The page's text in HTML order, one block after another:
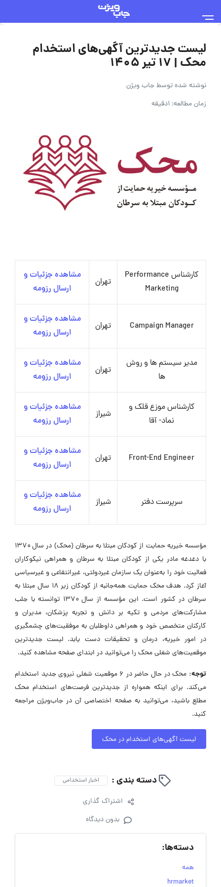
لیست جدیدترین آگهی‌های استخدام
محک | ۱۷ تیر ۱۴۰۵
نوشته شده توسطجاب ویژن
زمان مطالعه: 1دقیقه
کارشناس Performance
Marketing
تهران
مشاهده جزئیات و
ارسال رزومه
Campaign Manager تهران
مشاهده جزئیات و
ارسال رزومه
مدیر سیستم ها و روش
ها
تهران
مشاهده جزئیات و
ارسال رزومه
کارشناس موزع قلک و
نماد- آقا
شیراز
مشاهده جزئیات و
ارسال رزومه
Front-End Engineer تهران
مشاهده جزئیات و
ارسال رزومه
سرپرست دفتر شیراز
مشاهده جزئیات و
ارسال رزومه
مؤسسه خیریه حمایت از کودکان مبتلا به سرطان (محک) در سال ۱۳۷۰
با دغدغه مادر یکی از کودکان مبتلا به سرطان و همراهی نیکوکاران
فعالیت خود را به‌عنوان یک سازمان غیردولتی، غیرانتفاعی و غیرسیاسی
آغاز کرد. هدف محک حمایت همه‌جانبه از کودکان زیر ۱۸ سال مبتلا به
سرطان در کشور است. این مؤسسه از سال ۱۳۷۰ توانسته با جلب
مشارکت‌های مردمی و تکیه بر دانش و تجربه پزشکان، مدیران و
کارکنان متخصص خود و همراهی داوطلبان به موفقیت‌های چشمگیری
در امور خیریه، درمان و تحقیقات دست یابد. لیست جدیدترین
موقعیت‌های شغلی محک را می‌توانید در ابتدای صفحه مشاهده کنید.
توجه:
محک در حال حاضر در ۶ موقعیت شغلی نیروی جدید استخدام
می‌کند. برای اینکه همواره از جدیدترین فرصت‌های استخدام محک
مطلع باشید، می‌توانید به صفحه اختصاصی آن در جاب‌ویژن مراجعه
کنید.
لیست آگهی‌های استخدام در محک
دسته بندی : اخبار استخدامی
اشتراک گذاری
بدون دیدگاه
دسته‌ها:
همه
hrmarket